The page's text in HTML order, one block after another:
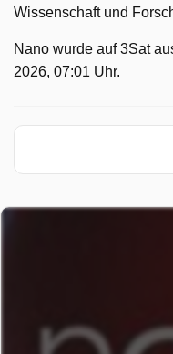
Wissenschaft und
Nano wurde auf 3Sat
2026, 07:01 Uhr.